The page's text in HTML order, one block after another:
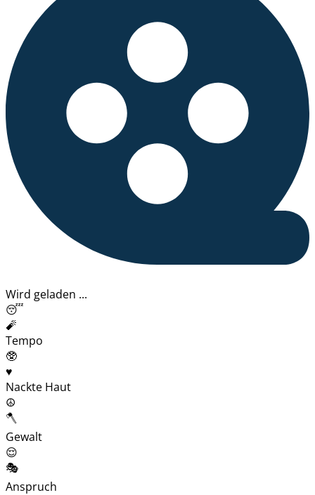
Wird geladen ...
😴
🧨
Tempo
🥸
♥️
Nackte Haut
☮️
🪓
Gewalt
😌
🎭
Anspruch